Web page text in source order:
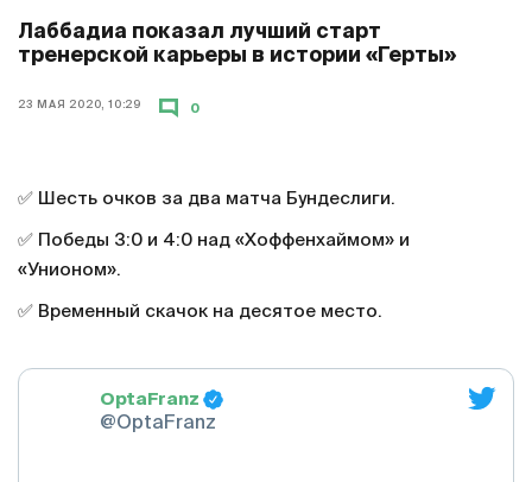
Лаббадиа показал лучший старт
тренерской карьеры в истории «Герты»
23 МАЯ 2020, 10:29 0
✅ Шесть очков за два матча Бундеслиги.
✅ Победы 3:0 и 4:0 над «Хоффенхаймом» и
«Унионом».
✅ Временный скачок на десятое место.
OptaFranz
@OptaFranz